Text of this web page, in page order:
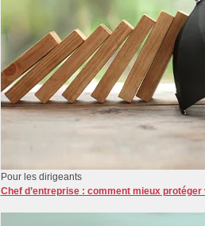
Pour les dirigeants
Chef d’entreprise : comment mieux